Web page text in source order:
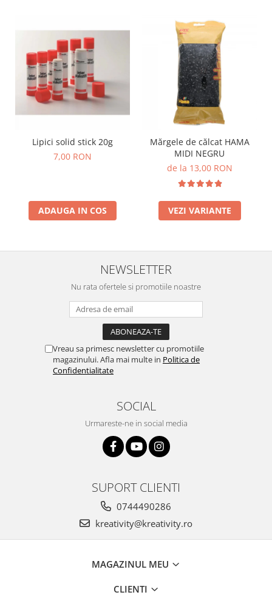
Lipici solid stick 20g
7,00 RON
ADAUGA IN COS
Mărgele de călcat HAMA
MIDI NEGRU
de la 13,00 RON
VEZI VARIANTE
NEWSLETTER
Nu rata ofertele si promotiile noastre
Vreau sa primesc newsletter cu promotiile
magazinului. Afla mai multe in Politica de
Confidentialitate
SOCIAL
Urmareste-ne in social media
SUPORT CLIENTI
0744490286
kreativity@kreativity.ro
MAGAZINUL MEU
CLIENTI